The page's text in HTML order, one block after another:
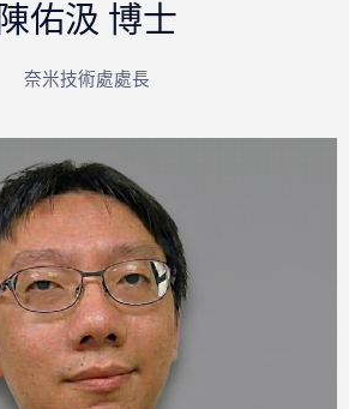
陳佑汲 博士
奈米技術處處長